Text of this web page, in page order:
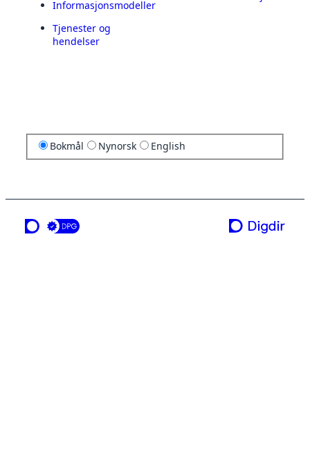
Informasjonsmodeller
Tjenester og
hendelser
Bokmål Nynorsk English